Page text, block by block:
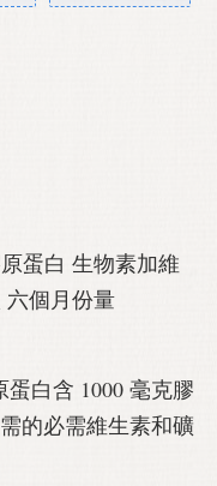
原蛋白 生物素加維
六個月份量
蛋白含 1000 毫克膠
的必需維生素和礦